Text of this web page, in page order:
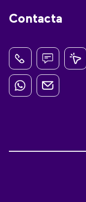
Contacta